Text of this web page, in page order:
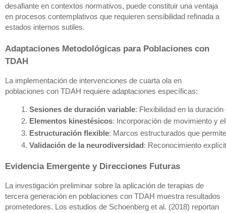
desafiante en contextos normativos, puede constituir una ventaja
en procesos contemplativos que requieren sensibilidad refinada a
estados internos sutiles.
Adaptaciones Metodológicas para Poblaciones con
TDAH
La implementación de intervenciones de cuarta ola en
poblaciones con TDAH requiere adaptaciones específicas:
Sesiones de duración variable: Flexibilidad en la
Elementos kinestésicos: Incorporación de movimiento y
Estructuración flexible: Marcos estructurados que
Validación de la neurodiversidad: Reconocimiento
Evidencia Emergente y Direcciones Futuras
La investigación preliminar sobre la aplicación de terapias de
tercera generación en poblaciones con TDAH muestra resultados
prometedores. Los estudios de Schoenberg et al. (2018) reportan